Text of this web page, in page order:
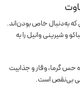
به‌دنبال خاص بودن‌اند.
و شیرینی وانیل را به
حس گرما، وقار و جذابیت
بی‌نقص است.